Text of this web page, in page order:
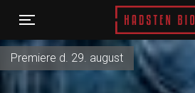
Toggle navigation
Hadsten Bio
Premiere d. 29. august